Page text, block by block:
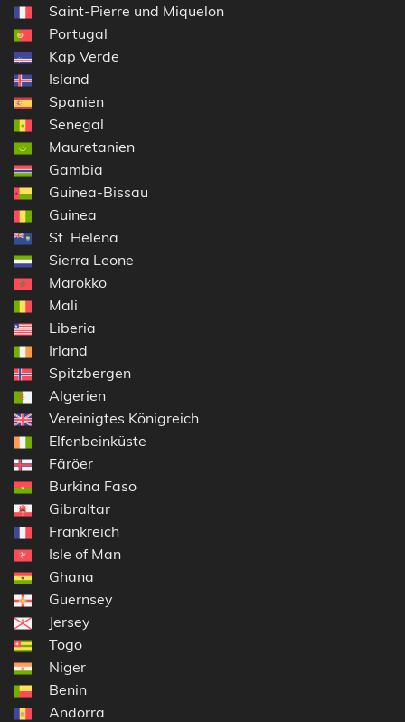
Saint-Pierre und Miquelon
Portugal
Kap Verde
Island
Spanien
Senegal
Mauretanien
Gambia
Guinea-Bissau
Guinea
St. Helena
Sierra Leone
Marokko
Mali
Liberia
Irland
Spitzbergen
Algerien
Vereinigtes Königreich
Elfenbeinküste
Färöer
Burkina Faso
Gibraltar
Frankreich
Isle of Man
Ghana
Guernsey
Jersey
Togo
Niger
Benin
Andorra